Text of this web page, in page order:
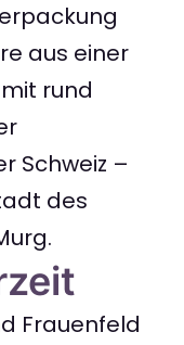
aus einer
rund
Schweiz –
des
Frauenfeld